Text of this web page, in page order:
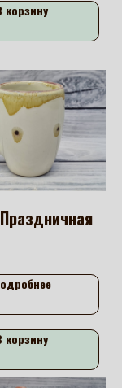
корзину
корзину